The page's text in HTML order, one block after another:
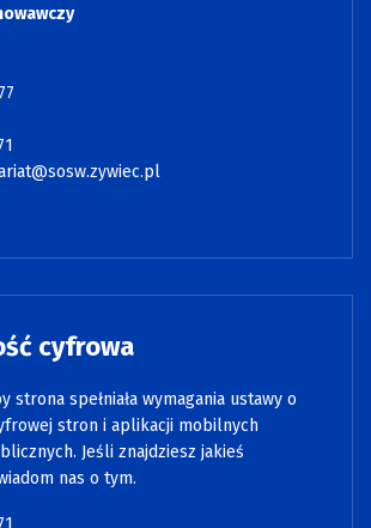
cyfrowa
strona spełniała wymagania ustawy o
stron i aplikacji mobilnych
Jeśli znajdziesz jakieś
nas o tym.